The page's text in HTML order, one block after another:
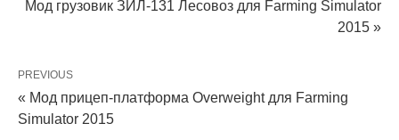
Мод грузовик ЗИЛ-131 Лесовоз для Farming Simulator
2015 »
PREVIOUS
« Мод прицеп-платформа Overweight для Farming
Simulator 2015